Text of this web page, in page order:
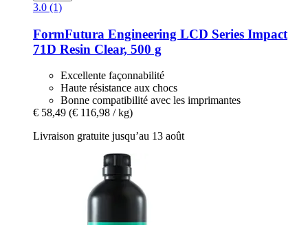
3.0 (1)
FormFutura Engineering LCD Series Impact
71D Resin Clear, 500 g
Excellente façonnabilité
Haute résistance aux chocs
Bonne compatibilité avec les imprimantes
€ 58,49 (€ 116,98 / kg)
Livraison gratuite jusqu’au 13 août